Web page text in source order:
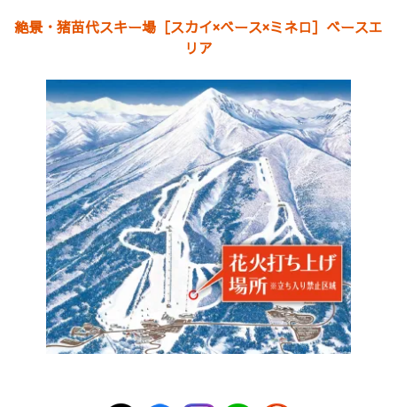
絶景・猪苗代スキー場［スカイ×ベース×ミネロ］ベースエ
リア